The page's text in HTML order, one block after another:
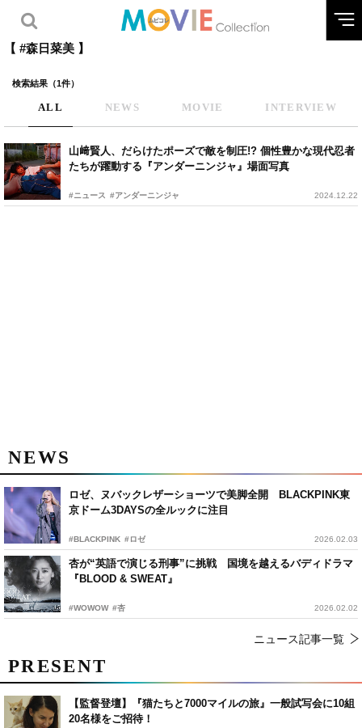
【 #森日菜美 】
検索結果（1件）
ALL NEWS MOVIE INTERVIEW
山﨑賢人、だらけたポーズで敵を制圧!? 個性豊かな現代忍者
たちが躍動する『アンダーニンジャ』場面写真
#ニュース #アンダーニンジャ 2024.12.22
NEWS
ロゼ、ヌバックレザーショーツで美脚全開 BLACKPINK東
京ドーム3DAYSの全ルックに注目
#BLACKPINK #ロゼ 2026.02.03
杏が“英語で演じる刑事”に挑戦 国境を越えるバディドラマ
『BLOOD & SWEAT』
#WOWOW #杏 2026.02.02
ニュース記事一覧
PRESENT
【監督登壇】『猫たちと7000マイルの旅』一般試写会に10組
20名様をご招待！